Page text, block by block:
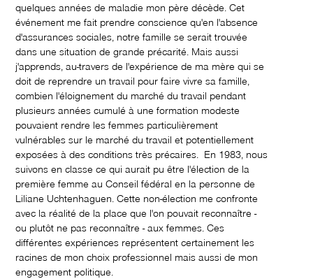
quelques années de maladie mon père décède. Cet
événement me fait prendre conscience qu'en l'absence
d'assurances sociales, notre famille se serait trouvée
dans une situation de grande précarité. Mais aussi
j'apprends, au-travers de l'expérience de ma mère qui se
doit de reprendre un travail pour faire vivre sa famille,
combien l'éloignement du marché du travail pendant
plusieurs années cumulé à une formation modeste
pouvaient rendre les femmes particulièrement
vulnérables sur le marché du travail et potentiellement
exposées à des conditions très précaires. En 1983, nous
suivons en classe ce qui aurait pu être l'élection de la
première femme au Conseil fédéral en la personne de
Liliane Uchtenhaguen. Cette non-élection me confronte
avec la réalité de la place que l'on pouvait reconnaître -
ou plutôt ne pas reconnaître - aux femmes. Ces
différentes expériences représentent certainement les
racines de mon choix professionnel mais aussi de mon
engagement politique.